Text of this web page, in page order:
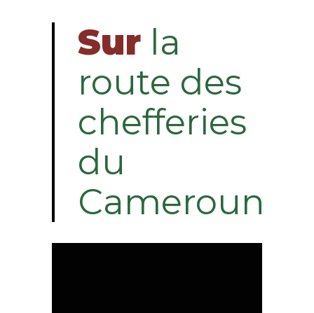
Sur la
route des
chefferies
du
Cameroun